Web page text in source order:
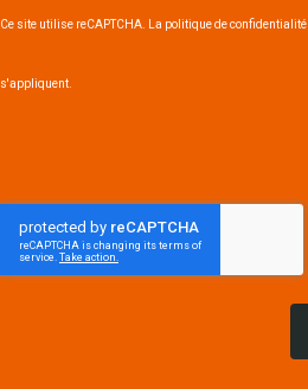
Ce site utilise reCAPTCHA. La politique de
s'appliquent.